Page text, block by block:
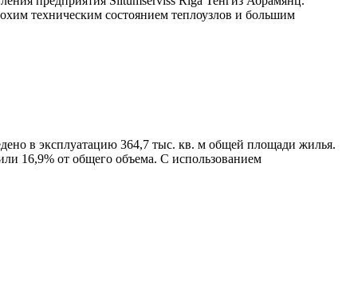
техническим состоянием теплоузлов и большим
в эксплуатацию 364,7 тыс. кв. м общей площади жилья.
16,9% от общего объема. С использованием